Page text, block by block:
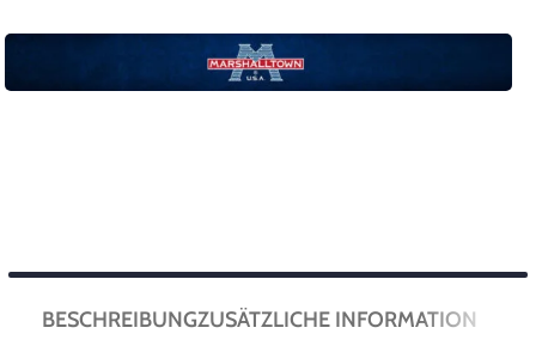
BESCHREIBUNGZUSÄTZLICHE INFORMATION